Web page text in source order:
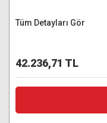
Tüm Detayları Gör
42.236,71 TL